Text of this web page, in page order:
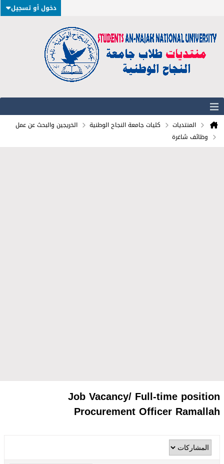
دخول أو تسجيل
المنتديات كليات جامعة النجاح الوطنية
الخريجين والبحث عن عمل
وظائف شاغرة
Job Vacancy/ Full-time position
Procurement Officer Ramallah